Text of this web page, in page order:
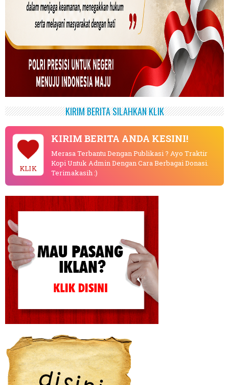
KIRIM BERITA SILAHKAN KLIK
KLIK
KIRIM BERITA ANDA KESINI!
Merasa Terbantu Dengan Publikasi ? Ayo Traktir
Kopi Untuk Admin Dengan Cara Berbagai Donasi.
Terimakasih :)